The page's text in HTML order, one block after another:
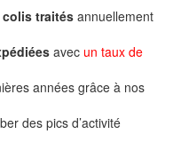
colis traités annuellement
avec un taux de
années grâce à nos
des pics d’activité